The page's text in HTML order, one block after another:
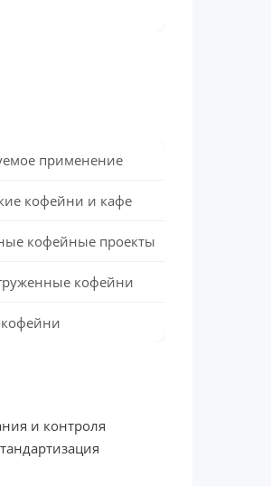
применение
кофейни и кафе
кофейные проекты
кофейни
и контроля